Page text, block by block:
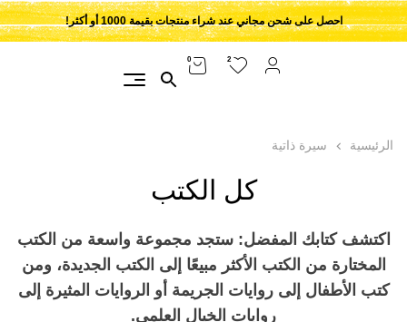
احصل على شحن مجاني عند شراء منتجات بقيمة 1000 أو أكثر!
2
0
الرئيسية سيرة ذاتية
كل الكتب
اكتشف كتابك المفضل: ستجد مجموعة واسعة من الكتب
المختارة من الكتب الأكثر مبيعًا إلى الكتب الجديدة، ومن
كتب الأطفال إلى روايات الجريمة أو الروايات المثيرة إلى
روايات الخيال العلمي.